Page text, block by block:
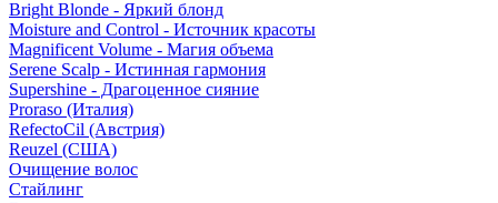
Bright Blonde - Яркий блонд
Moisture and Control - Источник красоты
Magnificent Volume - Магия объема
Serene Scalp - Истинная гармония
Supershine - Драгоценное сияние
Proraso (Италия)
RefectoCil (Австрия)
Reuzel (США)
Очищение волос
Стайлинг